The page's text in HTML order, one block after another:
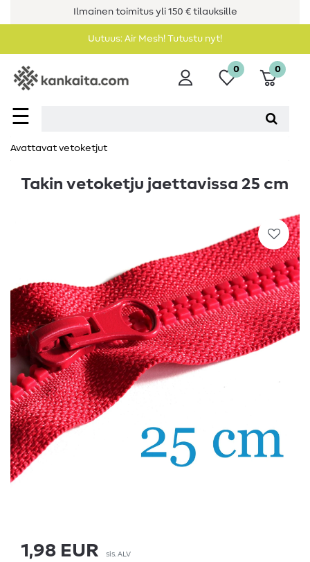
Ilmainen toimitus yli 150 € tilauksille
Uutuus: Air Mesh! Tutustu nyt!
☰
0 0
Avattavat vetoketjut
Takin vetoketju jaettavissa 25 cm
1,98 EUR sis. ALV